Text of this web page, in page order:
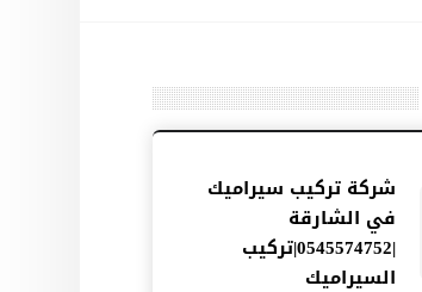
شركة تركيب سيراميك
في الشارقة
|0545574752|تركيب
السيراميك